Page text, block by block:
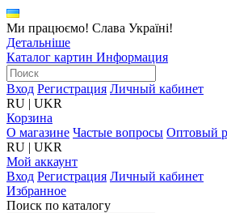
Ми працюємо! Слава Україні!
Детальніше
Каталог картин Информация
Вход Регистрация Личный кабинет
RU | UKR
Корзина
О магазине Частые вопросы Оптовый
RU | UKR
Мой аккаунт
Вход Регистрация Личный кабинет
Избранное
Поиск по каталогу